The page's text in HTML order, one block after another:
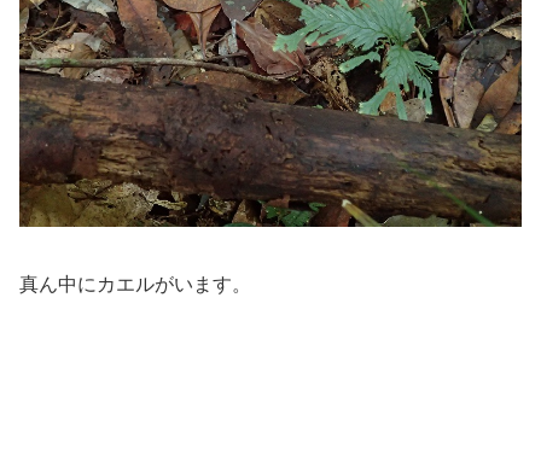
真ん中にカエルがいます。